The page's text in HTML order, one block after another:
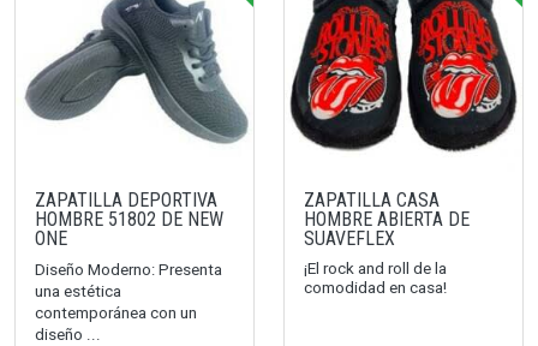
ZAPATILLA DEPORTIVA
HOMBRE 51802 DE NEW
ONE
Diseño Moderno: Presenta
una estética
contemporánea con un
diseño ...
ZAPATILLA CASA
HOMBRE ABIERTA DE
SUAVEFLEX
¡El rock and roll de la
comodidad en casa!